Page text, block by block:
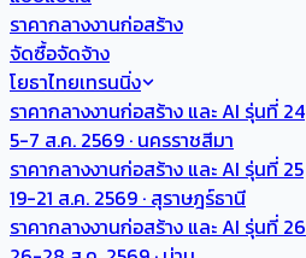
ราคากลางงานก่อสร้าง
จัดซื้อจัดจ้าง
โยธาไทยเทรนนิ่ง
ราคากลางงานก่อสร้าง และ AI รุ่นที่ 24
5-7 ส.ค. 2569 · นครราชสีมา
ราคากลางงานก่อสร้าง และ AI รุ่นที่ 25
19-21 ส.ค. 2569 · สุราษฎร์ธานี
ราคากลางงานก่อสร้าง และ AI รุ่นที่ 26